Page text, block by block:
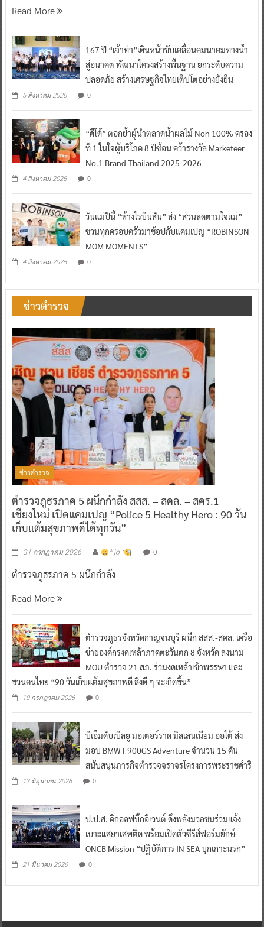
Read More
167 ปี “เจ้าท่า”เดินหน้าขับเคลื่อนคมนาคมทางน้ำ
สู่อนาคต พัฒนาโครงสร้างพื้นฐาน ยกระดับความ
ปลอดภัย สร้างเศรษฐกิจไทยเติบโตอย่างยั่งยืน
5 สิงหาคม 2026 0
“ดีโด้” ตอกย้ำผู้นำตลาดน้ำผลไม้ Non 100% ครอง
ที่ 1 ในใจผู้บริโภค 8 ปีซ้อน คว้ารางวัล Marketeer
No.1 Brand Thailand 2025-2026
4 สิงหาคม 2026 0
วันแม่ปีนี้ “ห้างโรบินสัน” ส่ง “ส่วนลดตามใจแม่”
ชวนทุกครอบครัวมาช้อปกับแคมเปญ “ROBINSON
MOM MOMENTS”
4 สิงหาคม 2026 0
ข่าวตำรวจ
ข่าวตำรวจ
ตำรวจภูธรภาค 5 ผนึกกำลัง สสส. – สคล. – สคร.1
เชียงใหม่ เปิดแคมเปญ “Police 5 Healthy Hero : 90 วัน
เก็บแต้มสุขภาพดีได้ทุกวัน”
31 กรกฎาคม 2026 ^ jo ^ 0
ตำรวจภูธรภาค 5 ผนึกกำลัง
Read More
ตำรวจภูธรจังหวัดกาญจนบุรี ผนึก สสส.-สคล. เครือ
ข่ายองค์กรงดเหล้าภาคตะวันตก 8 จังหวัด ลงนาม
MOU ตำรวจ 21 สภ. ร่วมงดเหล้าเข้าพรรษา และ
ชวนคนไทย “90 วันเก็บแต้มสุขภาพดี สิ่งดี ๆ จะเกิดขึ้น”
10 กรกฎาคม 2026 0
บีเอ็มดับเบิลยู มอเตอร์ราด มิลเลนเนียม ออโต้ ส่ง
มอบ BMW F900GS Adventure จำนวน 15 คัน
สนับสนุนภารกิจตำรวจจราจรโครงการพระราชดำริ
13 มิถุนายน 2026 0
ป.ป.ส. คิกออฟบิ๊กอีเวนต์ ดึงพลังมวลชนร่วมแจ้ง
เบาะแสยาเสพติด พร้อมเปิดตัวซีรีส์ฟอร์มยักษ์
ONCB Mission “ปฏิบัติการ IN SEA บุกเกาะนรก”
21 มีนาคม 2026 0